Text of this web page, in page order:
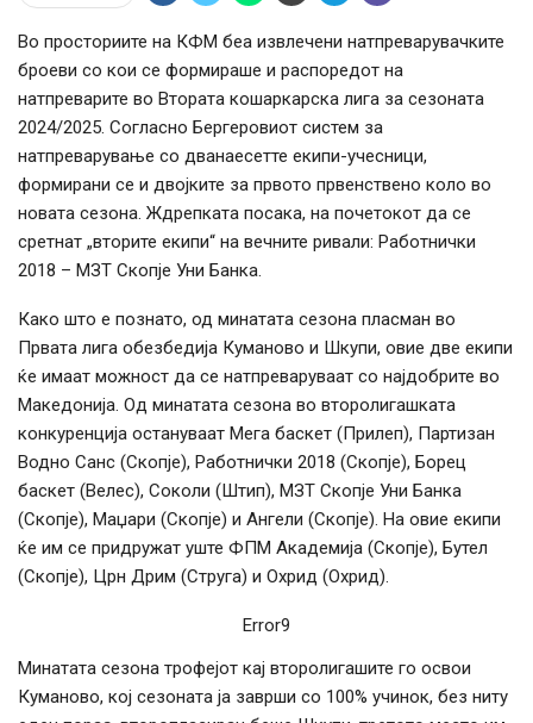
Во просториите на КФМ беа извлечени натпреварувачките
броеви со кои се формираше и распоредот на
натпреварите во Втората кошаркарска лига за сезоната
2024/2025. Согласно Бергеровиот систем за
натпреварување со дванаесетте екипи-учесници,
формирани се и двојките за првото првенствено коло во
новата сезона. Ждрепката посака, на почетокот да се
сретнат „вторите екипи“ на вечните ривали: Работнички
2018 – МЗТ Скопје Уни Банка.
Како што е познато, од минатата сезона пласман во
Првата лига обезбедија Куманово и Шкупи, овие две екипи
ќе имаат можност да се натпреваруваат со најдобрите во
Македонија. Од минатата сезона во второлигашката
конкуренција остануваат Мега баскет (Прилеп), Партизан
Водно Санс (Скопје), Работнички 2018 (Скопје), Борец
баскет (Велес), Соколи (Штип), МЗТ Скопје Уни Банка
(Скопје), Маџари (Скопје) и Ангели (Скопје). На овие екипи
ќе им се придружат уште ФПМ Академија (Скопје), Бутел
(Скопје), Црн Дрим (Струга) и Охрид (Охрид).
Error9
Минатата сезона трофејот кај второлигашите го освои
Куманово, кој сезоната ја заврши со 100% учинок, без ниту